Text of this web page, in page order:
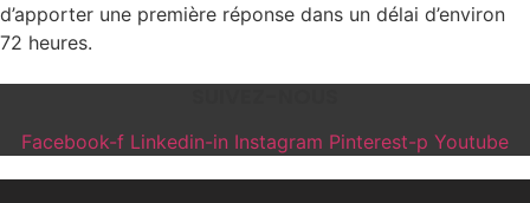
d’apporter une première réponse dans un délai d’environ
72 heures.
Facebook-f Linkedin-in Instagram Pinterest-p Youtube